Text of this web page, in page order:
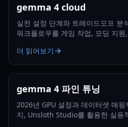
gemma 4 cloud
실전 설정 단계와 트레이드오프
워크플로우를 게임 작업, 모딩 지원
더 읽어보기
gemma 4 파인 튜닝
2026년 GPU 설정과 데이터셋 매
지, Unsloth Studio를 활용한 실용